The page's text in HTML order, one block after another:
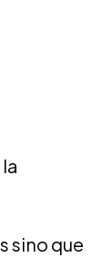
sino que